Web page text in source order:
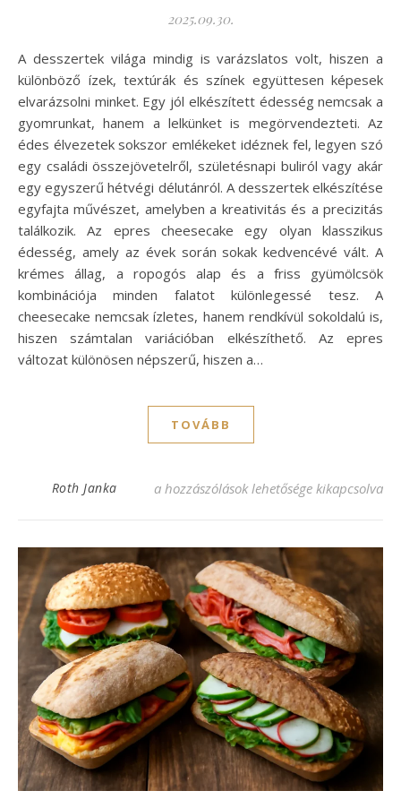
2025.09.30.
A desszertek világa mindig is varázslatos volt, hiszen a
különböző ízek, textúrák és színek együttesen képesek
elvarázsolni minket. Egy jól elkészített édesség nemcsak a
gyomrunkat, hanem a lelkünket is megörvendezteti. Az
édes élvezetek sokszor emlékeket idéznek fel, legyen szó
egy családi összejövetelről, születésnapi buliról vagy akár
egy egyszerű hétvégi délutánról. A desszertek elkészítése
egyfajta művészet, amelyben a kreativitás és a precizitás
találkozik. Az epres cheesecake egy olyan klasszikus
édesség, amely az évek során sokak kedvencévé vált. A
krémes állag, a ropogós alap és a friss gyümölcsök
kombinációja minden falatot különlegessé tesz. A
cheesecake nemcsak ízletes, hanem rendkívül sokoldalú is,
hiszen számtalan variációban elkészíthető. Az epres
változat különösen népszerű, hiszen a…
TOVÁBB
Roth Janka Epres cheesecake recept – Krémes
a hozzászólások lehetősége kikapcsolva